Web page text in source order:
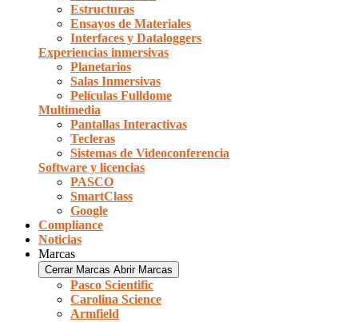
Estructuras
Ensayos de Materiales
Interfaces y Dataloggers
Experiencias inmersivas
Planetarios
Salas Inmersivas
Películas Fulldome
Multimedia
Pantallas Interactivas
Tecleras
Sistemas de Videoconferencia
Software y licencias
PASCO
SmartClass
Google
Compliance
Noticias
Marcas
Cerrar Marcas Abrir Marcas
Pasco Scientific
Carolina Science
Armfield